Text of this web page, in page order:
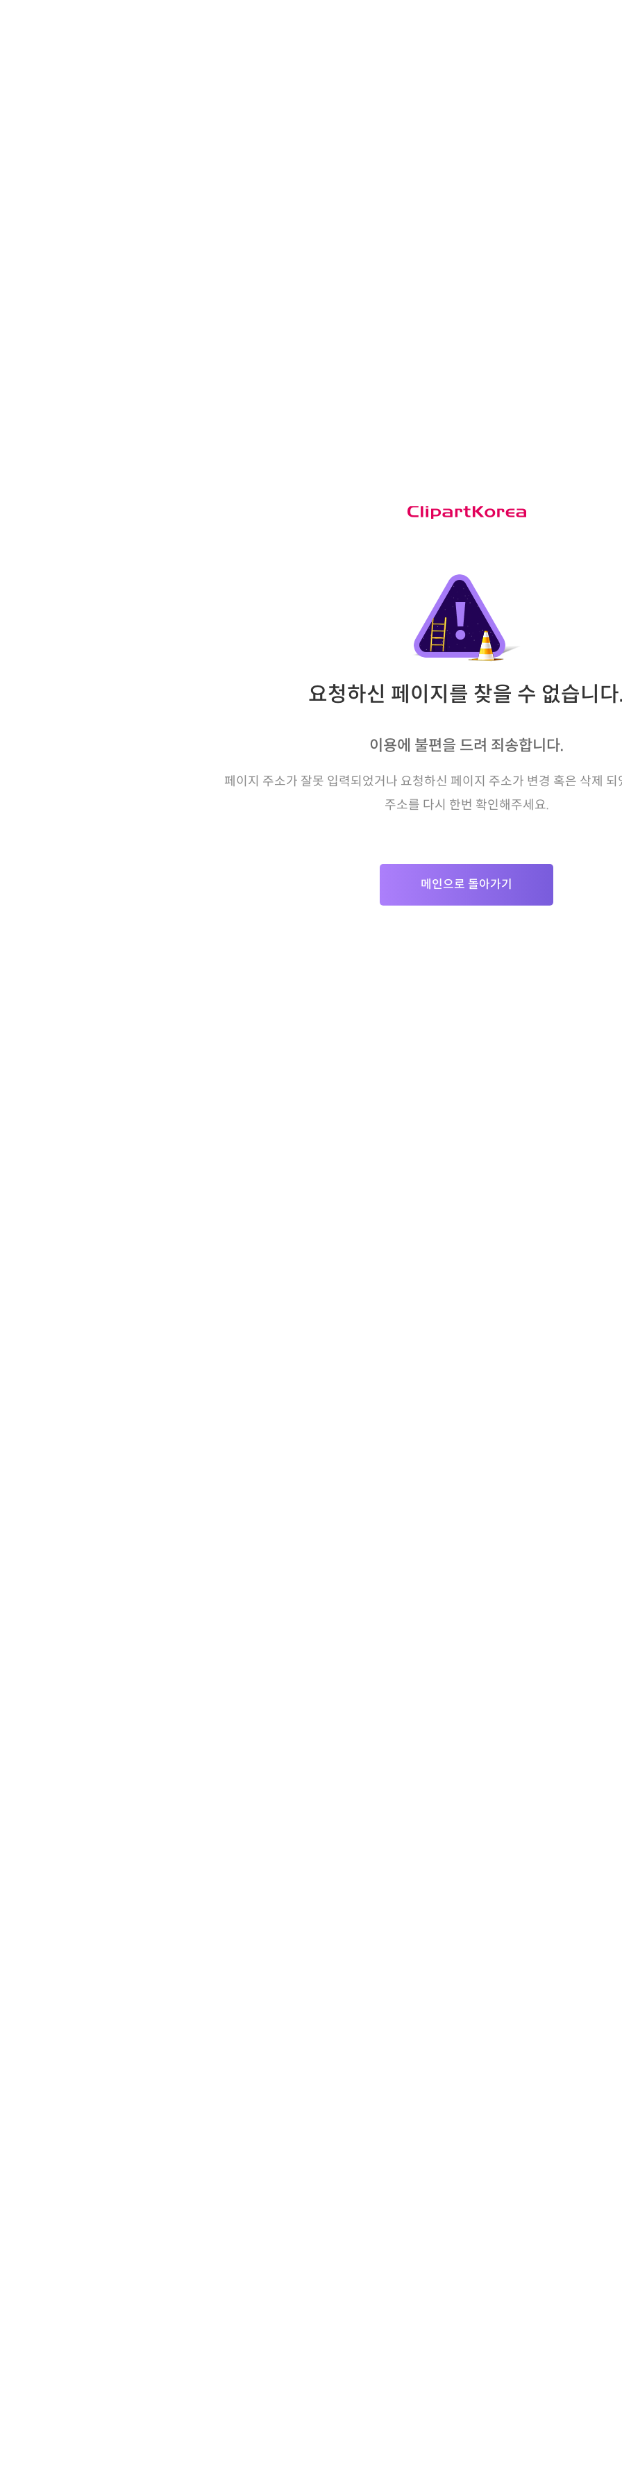
요청하신 페이지를 찾을 수 없습니다.
이용에 불편을 드려 죄송합니다.
페이지 주소가 잘못 입력되었거나 요청하신 페이지 주소가 변경 혹은 삭제 되
주소를 다시 한번 확인해주세요.
메인으로 돌아가기